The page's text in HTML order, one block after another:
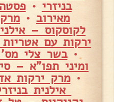
בניזרי •
מאירוב •
לקוסקוס –
ירקות עם
•
ומיני תפו"א –
•מרק ירקות
אילנית